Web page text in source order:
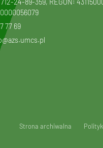
0000056079
77 69
Strona archiwalna